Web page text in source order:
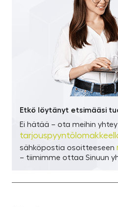
Etkö löytänyt etsimääsi
Ei hätää – ota meihin
sähköpostia osoitteeseen
– tiimimme ottaa Sinuun